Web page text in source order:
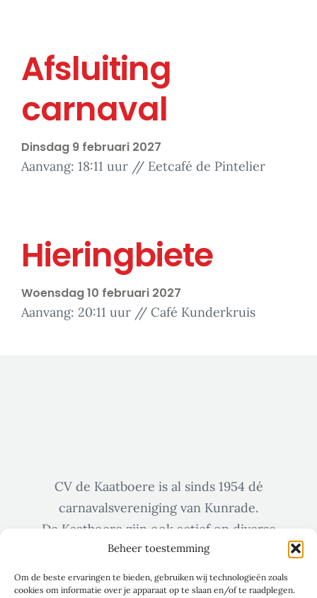
Beheer toestemming
Om de beste ervaringen te bieden, gebruiken wij technologieën zoals
cookies om informatie over je apparaat op te slaan en/of te raadplegen.
Afsluiting
carnaval
Dinsdag 9 februari 2027
Aanvang: 18:11 uur // Eetcafé de Pintelier
Hieringbiete
Woensdag 10 februari 2027
Aanvang: 20:11 uur // Café Kunderkruis
CV de Kaatboere is al sinds 1954 dé
carnavalsvereniging van Kunrade.
De Kaatboere zijn ook actief op diverse
sociale media zoals Facebook & Instagram.